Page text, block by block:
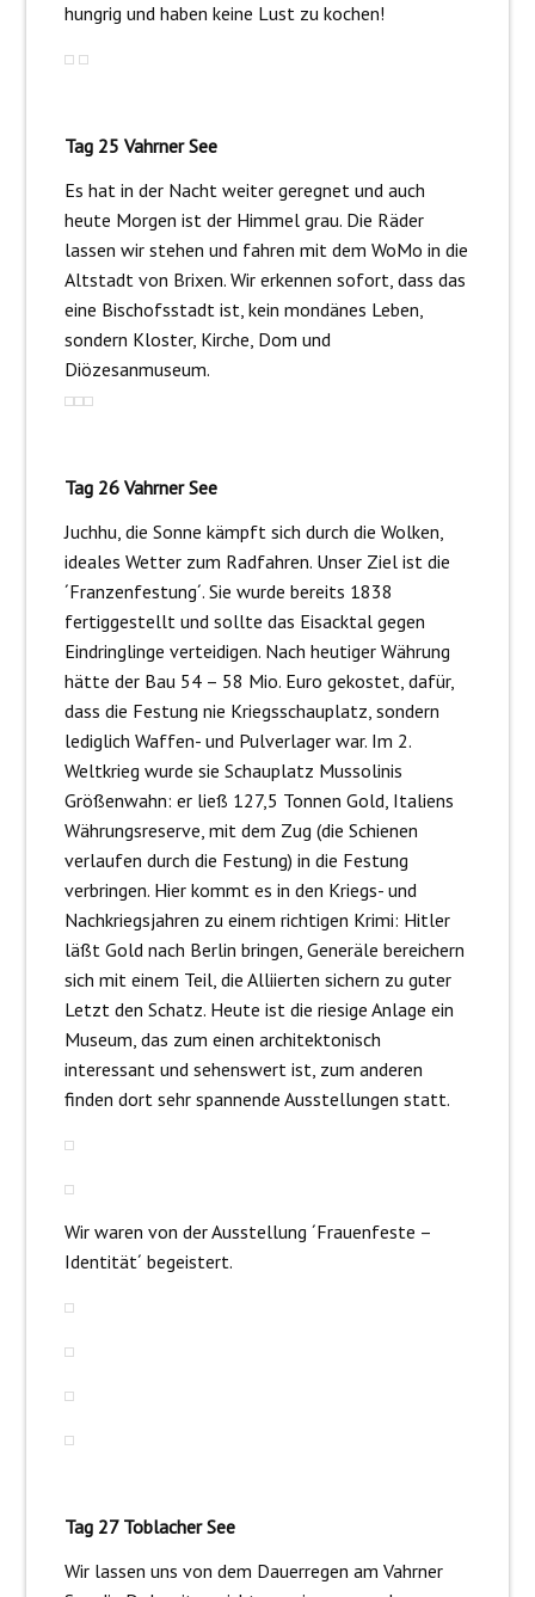
hungrig und haben keine Lust zu kochen!
Tag 25 Vahrner See
Es hat in der Nacht weiter geregnet und auch
heute Morgen ist der Himmel grau. Die Räder
lassen wir stehen und fahren mit dem WoMo in die
Altstadt von Brixen. Wir erkennen sofort, dass das
eine Bischofsstadt ist, kein mondänes Leben,
sondern Kloster, Kirche, Dom und
Diözesanmuseum.
Tag 26 Vahrner See
Juchhu, die Sonne kämpft sich durch die Wolken,
ideales Wetter zum Radfahren. Unser Ziel ist die
´Franzenfestung´. Sie wurde bereits 1838
fertiggestellt und sollte das Eisacktal gegen
Eindringlinge verteidigen. Nach heutiger Währung
hätte der Bau 54 – 58 Mio. Euro gekostet, dafür,
dass die Festung nie Kriegsschauplatz, sondern
lediglich Waffen- und Pulverlager war. Im 2.
Weltkrieg wurde sie Schauplatz Mussolinis
Größenwahn: er ließ 127,5 Tonnen Gold, Italiens
Währungsreserve, mit dem Zug (die Schienen
verlaufen durch die Festung) in die Festung
verbringen. Hier kommt es in den Kriegs- und
Nachkriegsjahren zu einem richtigen Krimi: Hitler
läßt Gold nach Berlin bringen, Generäle bereichern
sich mit einem Teil, die Alliierten sichern zu guter
Letzt den Schatz. Heute ist die riesige Anlage ein
Museum, das zum einen architektonisch
interessant und sehenswert ist, zum anderen
finden dort sehr spannende Ausstellungen statt.
Wir waren von der Ausstellung ´Frauenfeste –
Identität´ begeistert.
Tag 27 Toblacher See
Wir lassen uns von dem Dauerregen am Vahrner